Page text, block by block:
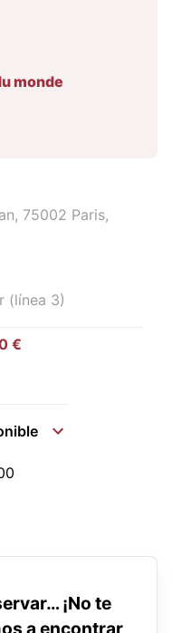
monde
75002 Paris,
(línea 3)
€
¡No te
a encontrar